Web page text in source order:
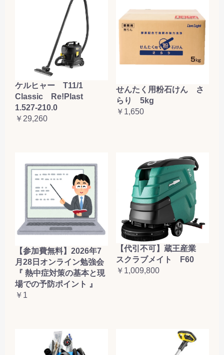
ケルヒャー T11/1
Classic Re!Plast
1.527-210.0
￥29,260
せんたく用粉石けん さ
らり 5kg
￥1,650
【参加費無料】2026年7
月28日オンライン勉強会
『 熱中症対策の基本と現
場での予防ポイント 』
￥1
【代引不可】蔵王産業
スクラブメイト F60
￥1,009,800